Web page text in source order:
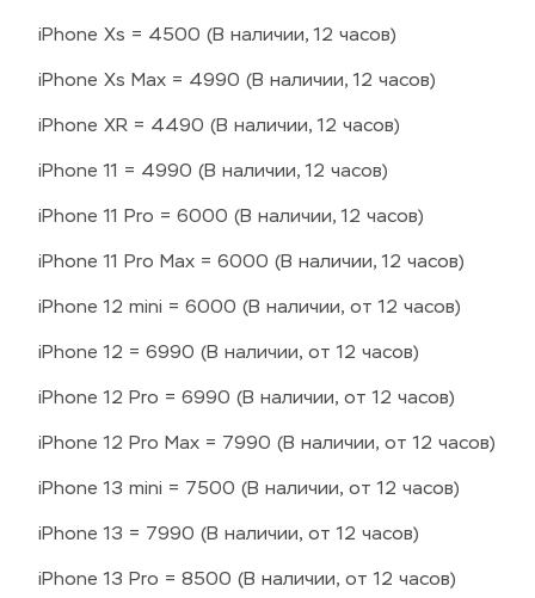
iPhone Xs = 4500 (В наличии, 12 часов)
iPhone Xs Max = 4990 (В наличии, 12 часов)
iPhone XR = 4490 (В наличии, 12 часов)
iPhone 11 = 4990 (В наличии, 12 часов)
iPhone 11 Pro = 6000 (В наличии, 12 часов)
iPhone 11 Pro Max = 6000 (В наличии, 12 часов)
iPhone 12 mini = 6000 (В наличии, от 12 часов)
iPhone 12 = 6990 (В наличии, от 12 часов)
iPhone 12 Pro = 6990 (В наличии, от 12 часов)
iPhone 12 Pro Max = 7990 (В наличии, от 12 часов)
iPhone 13 mini = 7500 (В наличии, от 12 часов)
iPhone 13 = 7990 (В наличии, от 12 часов)
iPhone 13 Pro = 8500 (В наличии, от 12 часов)